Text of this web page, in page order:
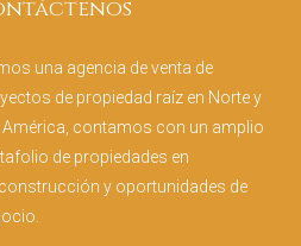
una agencia de venta de
de propiedad raíz en Norte y
América, contamos con un amplio
de propiedades en
y oportunidades de